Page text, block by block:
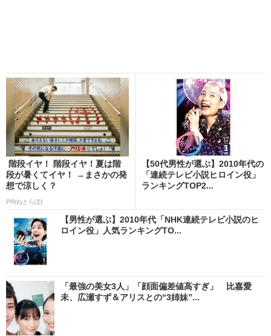
階段イヤ！ 階段イヤ！夏は階
段が暑くてイヤ！ →まさかの発
想で涼しく？
PR(ねとらぼ)
【50代男性が選ぶ】2010年代の
「連続テレビ小説ヒロイン役」
ランキングTOP2...
【男性が選ぶ】2010年代「NHK連続テレビ小説のヒ
ロイン役」人気ランキングTO...
「最強の美女3人」「顔面偏差値高すぎ」 比嘉愛
未、広瀬すず＆アリスとの“3姉妹”...